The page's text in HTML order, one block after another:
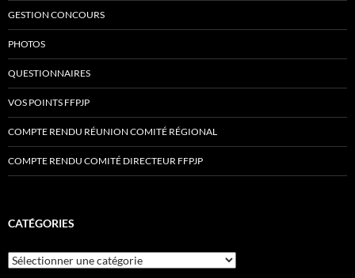
GESTION CONCOURS
PHOTOS
QUESTIONNAIRES
VOS POINTS FFPJP
COMPTE RENDU RÉUNION COMITÉ RÉGIONAL
COMPTE RENDU COMITÉ DIRECTEUR FFPJP
CATÉGORIES
Catégories